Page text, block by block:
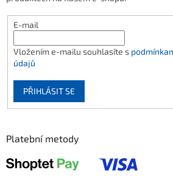
E-mail
Vložením e-mailu souhlasíte s
údajů
PŘIHLÁSIT SE
Platební metody